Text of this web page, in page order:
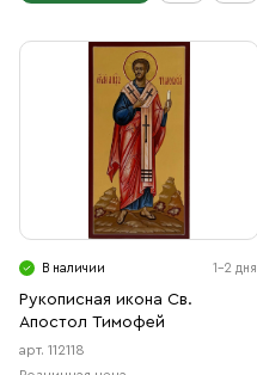
В наличии 1-2 дня
Рукописная икона Св.
Апостол Тимофей
арт. 112118